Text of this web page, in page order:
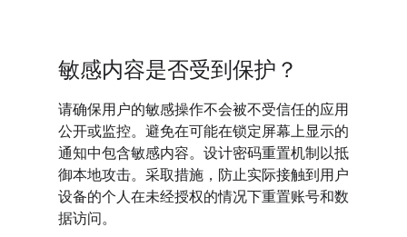
敏感内容是否受到保护？
请确保用户的敏感操作不会被不受信任的应用
公开或监控。避免在可能在锁定屏幕上显示的
通知中包含敏感内容。设计密码重置机制以抵
御本地攻击。采取措施，防止实际接触到用户
设备的个人在未经授权的情况下重置账号和数
据访问。